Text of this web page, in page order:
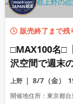
販売終了まで残
□MAX100名□
沢空間で週末
上野 8/7（金）
開催地住所：東京都